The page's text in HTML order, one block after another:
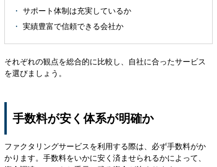
サポート体制は充実しているか
実績豊富で信頼できる会社か
それぞれの観点を総合的に比較し、自社に合ったサービス
を選びましょう。
手数料が安く体系が明確か
ファクタリングサービスを利用する際は、必ず手数料がか
かります。手数料をいかに安く済ませられるかによって、